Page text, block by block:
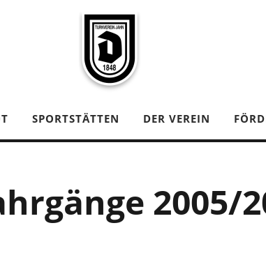
SPORTSTÄTTEN DER VEREIN
2005/